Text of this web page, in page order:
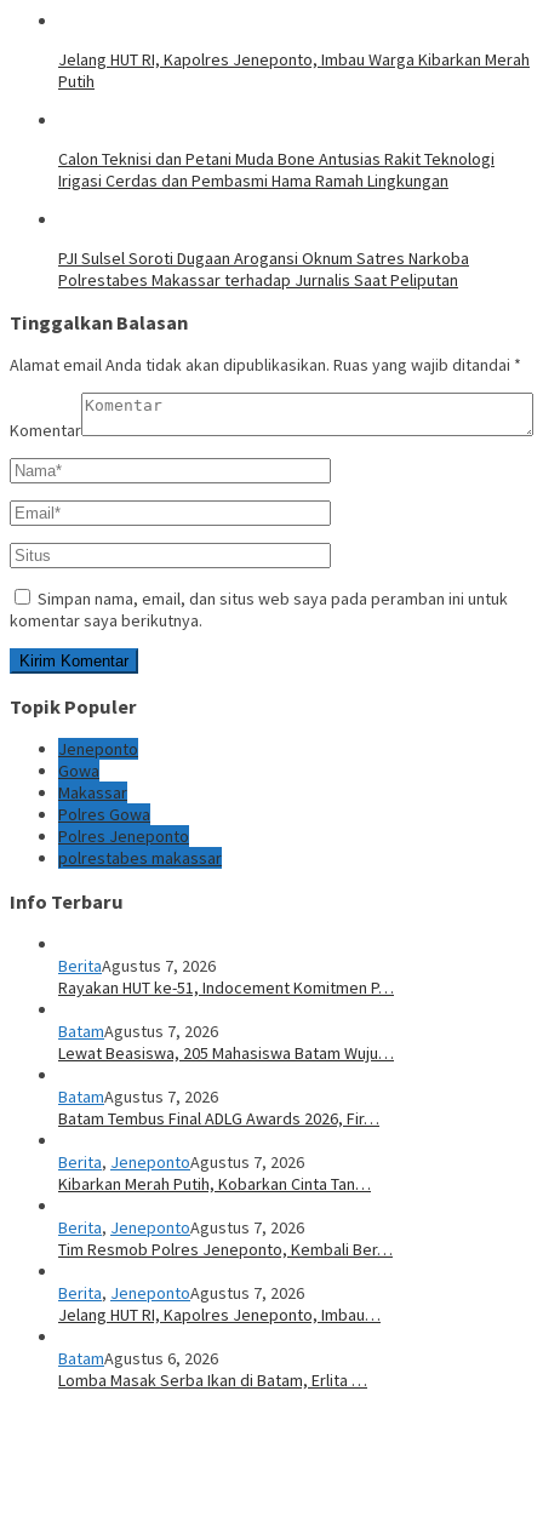
Jelang HUT RI, Kapolres Jeneponto, Imbau Warga Kibarkan Merah
Putih
Calon Teknisi dan Petani Muda Bone Antusias Rakit Teknologi
Irigasi Cerdas dan Pembasmi Hama Ramah Lingkungan
PJI Sulsel Soroti Dugaan Arogansi Oknum Satres Narkoba
Polrestabes Makassar terhadap Jurnalis Saat Peliputan
Tinggalkan Balasan
Alamat email Anda tidak akan dipublikasikan. Ruas yang wajib ditandai *
Komentar
Simpan nama, email, dan situs web saya pada peramban ini untuk
komentar saya berikutnya.
Topik Populer
Jeneponto
Gowa
Makassar
Polres Gowa
Polres Jeneponto
polrestabes makassar
Info Terbaru
BeritaAgustus 7, 2026
Rayakan HUT ke-51, Indocement Komitmen P…
BatamAgustus 7, 2026
Lewat Beasiswa, 205 Mahasiswa Batam Wuju…
BatamAgustus 7, 2026
Batam Tembus Final ADLG Awards 2026, Fir…
Berita, JenepontoAgustus 7, 2026
Kibarkan Merah Putih, Kobarkan Cinta Tan…
Berita, JenepontoAgustus 7, 2026
Tim Resmob Polres Jeneponto, Kembali Ber…
Berita, JenepontoAgustus 7, 2026
Jelang HUT RI, Kapolres Jeneponto, Imbau…
BatamAgustus 6, 2026
Lomba Masak Serba Ikan di Batam, Erlita …